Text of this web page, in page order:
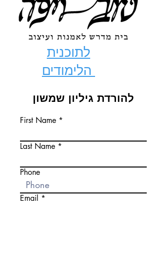
לתוכנית
ה
להורדת גיליון שמשון
First Name
Last Name
Phone
Email